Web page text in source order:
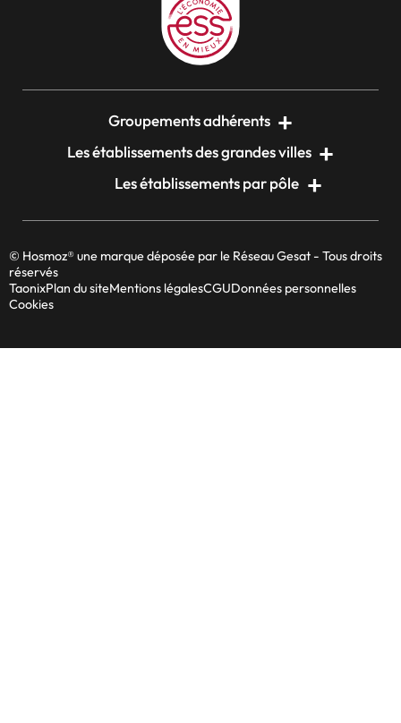
Groupements adhérents
Les établissements des grandes villes
Les établissements par pôle
© Hosmoz® une marque déposée par le Réseau Gesat - Tous droits
réservés
TaonixPlan du siteMentions légalesCGUDonnées personnelles
Cookies